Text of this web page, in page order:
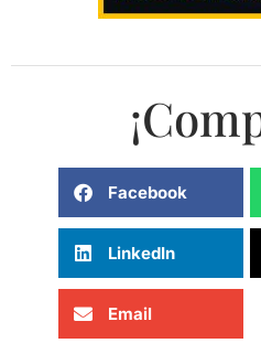
Facebook
LinkedIn
Email